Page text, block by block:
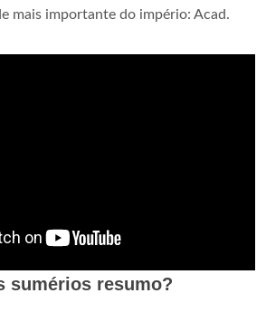
mais importante do império: Acad.
sumérios resumo?